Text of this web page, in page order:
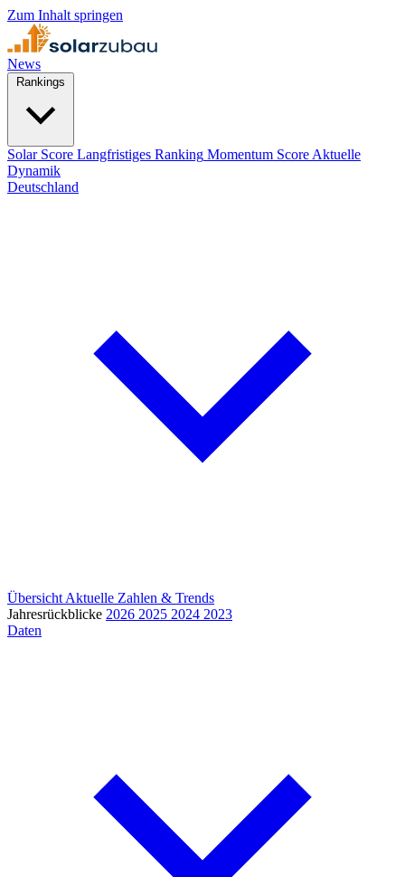
Zum Inhalt springen
News
Solar Score Langfristiges Ranking Momentum Score Aktuelle
Dynamik
Deutschland
Übersicht Aktuelle Zahlen & Trends
Jahresrückblicke 2026 2025 2024 2023
Daten